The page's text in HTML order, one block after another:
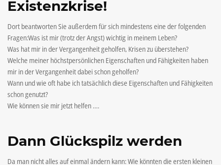
Existenzkrise!
Dort beantworten Sie außerdem für sich mindestens eine der folgenden
Fragen:Was ist mir (trotz der Angst) wichtig in meinem Leben?
Was hat mir in der Vergangenheit geholfen, Krisen zu überstehen?
Welche meiner höchstpersönlichen Eigenschaften und Fähigkeiten haben
mir in der Vergangenheit dabei schon geholfen?
Wann und wie oft habe ich tatsächlich diese Eigenschaften und Fähigkeiten
schon genutzt?
Wie können sie mir jetzt helfen ….
Dann Glückspilz werden
Da man nicht alles auf einmal ändern kann: Wie könnten die ersten kleinen